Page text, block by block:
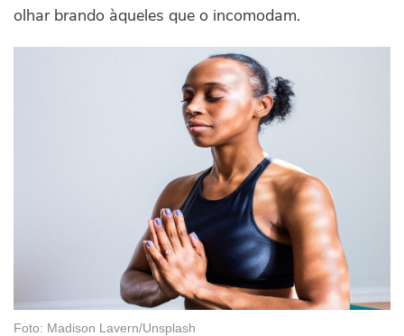
olhar brando àqueles que o incomodam.
Foto: Madison Lavern/Unsplash